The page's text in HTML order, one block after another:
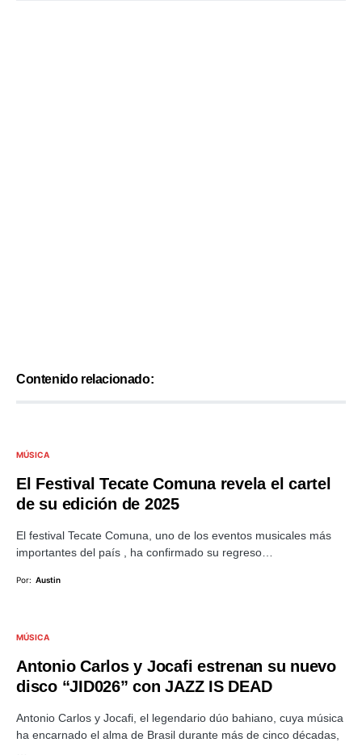
Contenido relacionado:
MÚSICA
El Festival Tecate Comuna revela el cartel
de su edición de 2025
El festival Tecate Comuna, uno de los eventos musicales más
importantes del país , ha confirmado su regreso…
Por: Austin
MÚSICA
Antonio Carlos y Jocafi estrenan su nuevo
disco “JID026” con JAZZ IS DEAD
Antonio Carlos y Jocafi, el legendario dúo bahiano, cuya música
ha encarnado el alma de Brasil durante más de cinco décadas,